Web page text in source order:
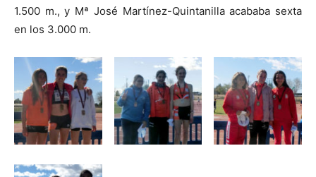
1.500 m., y Mª José Martínez-Quintanilla acababa sexta
en los 3.000 m.